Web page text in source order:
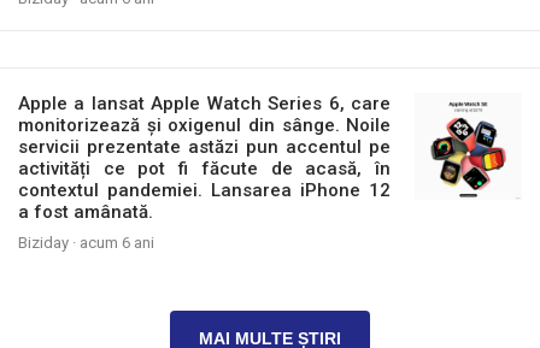
Apple a lansat Apple Watch Series 6, care
monitorizează și oxigenul din sânge. Noile
servicii prezentate astăzi pun accentul pe
activități ce pot fi făcute de acasă, în
contextul pandemiei. Lansarea iPhone 12
a fost amânată.
Biziday · acum 6 ani
MAI MULTE ȘTIRI